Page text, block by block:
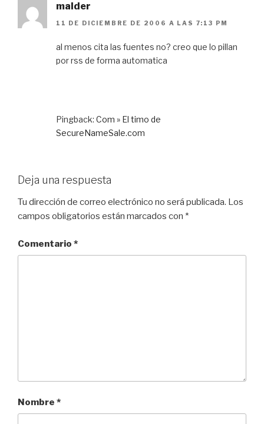
malder
11 DE DICIEMBRE DE 2006 A LAS 7:13 PM
al menos cita las fuentes no? creo que lo pillan
por rss de forma automatica
Pingback: Com » El timo de
SecureNameSale.com
Deja una respuesta
Tu dirección de correo electrónico no será publicada. Los
campos obligatorios están marcados con *
Comentario *
Nombre *